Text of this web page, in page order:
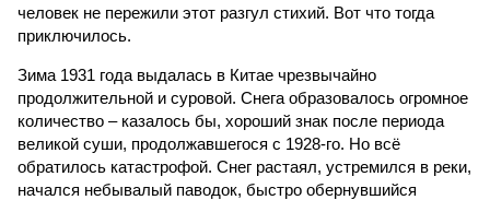
человек не пережили этот разгул стихий. Вот что тогда
приключилось.
Зима 1931 года выдалась в Китае чрезвычайно
продолжительной и суровой. Снега образовалось огромное
количество – казалось бы, хороший знак после периода
великой суши, продолжавшегося с 1928-го. Но всё
обратилось катастрофой. Снег растаял, устремился в реки,
начался небывалый паводок, быстро обернувшийся